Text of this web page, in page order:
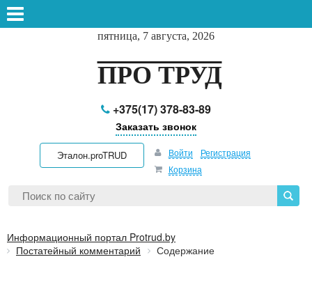
пятница, 7 августа, 2026
ПРО ТРУД
+375(17) 378-83-89
Заказать звонок
Эталон.proTRUD Войти
Регистрация
Корзина
Информационный портал Protrud.by
Постатейный комментарий
Содержание